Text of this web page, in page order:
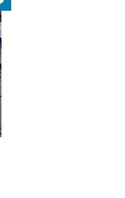
Przejdź do kolejnego zdjęcia.